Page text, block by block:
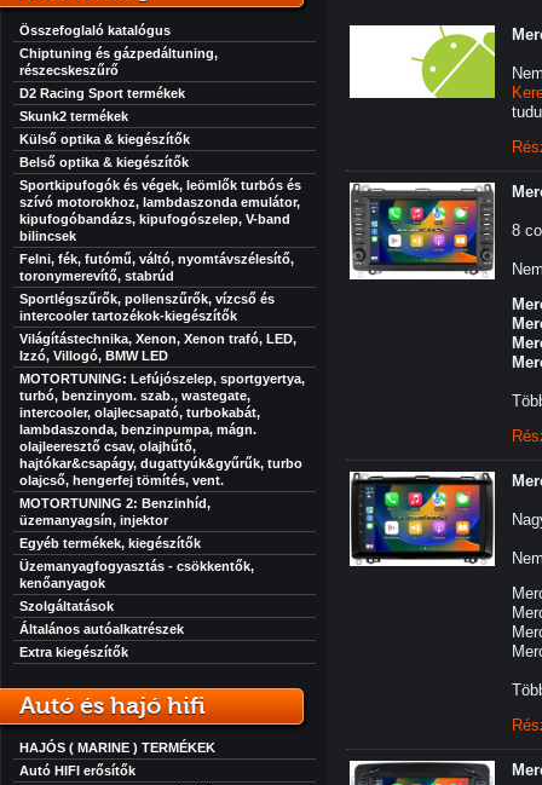
Összefoglaló katalógus
Chiptuning és gázpedáltuning,
részecskeszűrő
D2 Racing Sport termékek
Skunk2 termékek
Külső optika & kiegészítők
Belső optika & kiegészítők
Sportkipufogók és végek, leömlők turbós és
szívó motorokhoz, lambdaszonda emulátor,
kipufogóbandázs, kipufogószelep, V-band
bilincsek
Felni, fék, futómű, váltó, nyomtávszélesítő,
toronymerevítő, stabrúd
Sportlégszűrők, pollenszűrők, vízcső és
intercooler tartozékok-kiegészítők
Világítástechnika, Xenon, Xenon trafó, LED,
Izzó, Villogó, BMW LED
MOTORTUNING: Lefújószelep, sportgyertya,
turbó, benzinyom. szab., wastegate,
intercooler, olajlecsapató, turbokabát,
lambdaszonda, benzinpumpa, mágn.
olajleeresztő csav, olajhűtő,
hajtókar&csapágy, dugattyúk&gyűrűk, turbo
olajcső, hengerfej tömítés, vent.
MOTORTUNING 2: Benzinhíd,
üzemanyagsín, injektor
Egyéb termékek, kiegészítők
Üzemanyagfogyasztás - csökkentők,
kenőanyagok
Szolgáltatások
Általános autóalkatrészek
Extra kiegészítők
Autó és hajó hifi
HAJÓS ( MARINE ) TERMÉKEK
Autó HIFI erősítők
8